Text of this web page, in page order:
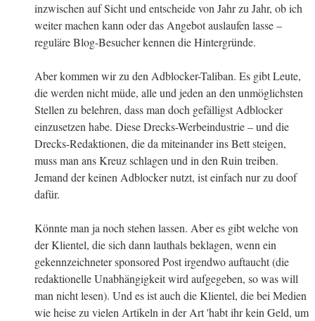
inzwischen auf Sicht und entscheide von Jahr zu Jahr, ob ich
weiter machen kann oder das Angebot auslaufen lasse –
reguläre Blog-Besucher kennen die Hintergründe.
Aber kommen wir zu den Adblocker-Taliban. Es gibt Leute,
die werden nicht müde, alle und jeden an den unmöglichsten
Stellen zu belehren, dass man doch gefälligst Adblocker
einzusetzen habe. Diese Drecks-Werbeindustrie – und die
Drecks-Redaktionen, die da miteinander ins Bett steigen,
muss man ans Kreuz schlagen und in den Ruin treiben.
Jemand der keinen Adblocker nutzt, ist einfach nur zu doof
dafür.
Könnte man ja noch stehen lassen. Aber es gibt welche von
der Klientel, die sich dann lauthals beklagen, wenn ein
gekennzeichneter sponsored Post irgendwo auftaucht (die
redaktionelle Unabhängigkeit wird aufgegeben, so was will
man nicht lesen). Und es ist auch die Klientel, die bei Medien
wie heise zu vielen Artikeln in der Art 'habt ihr kein Geld, um